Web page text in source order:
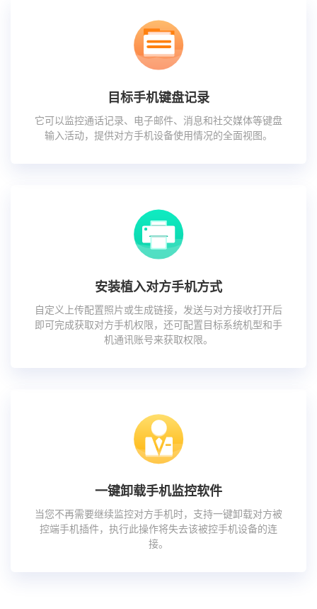
目标手机键盘记录
它可以监控通话记录、电子邮件、消息和社交媒体等键盘
输入活动，提供对方手机设备使用情况的全面视图。
安装植入对方手机方式
自定义上传配置照片或生成链接，发送与对方接收打开后
即可完成获取对方手机权限，还可配置目标系统机型和手
机通讯账号来获取权限。
一键卸载手机监控软件
当您不再需要继续监控对方手机时，支持一键卸载对方被
控端手机插件，执行此操作将失去该被控手机设备的连
接。